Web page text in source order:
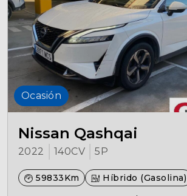
Ocasión
Nissan Qashqai
2022 140CV 5P
59833Km Híbrido (Gasolina)